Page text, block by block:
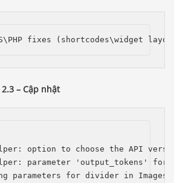
fixes (shortcodes\widget
– Cập nhật
option to choose the API
parameter 'output_tokens' for
parameters for divider in Images